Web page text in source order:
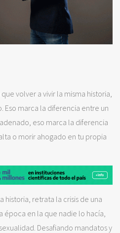
volver a vivir la misma historia,
Eso marca la diferencia entre un
eso marca la diferencia
o morir ahogado en tu propia
historia, retrata la crisis de una
época en la que nadie lo hacía,
Desafiando mandatos y